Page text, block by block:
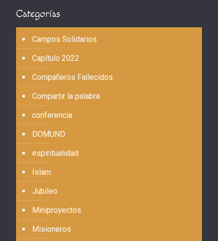
Categorías
Campos Solidarios
Capítulo 2022
Compañeros Fallecidos
Compartir la palabra
conferencia
DOMUND
espiritualidad
Islam
Jubileo
Miniproyectos
Misioneros